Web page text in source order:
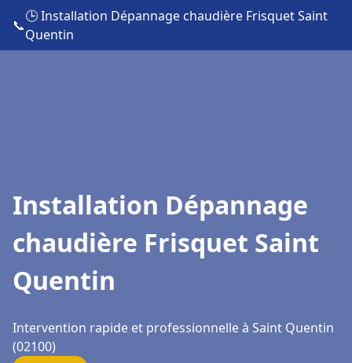
📞
🕒 Installation Dépannage chaudière Frisquet Saint
Quentin
Installation Dépannage
chaudière Frisquet Saint
Quentin
Intervention rapide et professionnelle à Saint Quentin
(02100)